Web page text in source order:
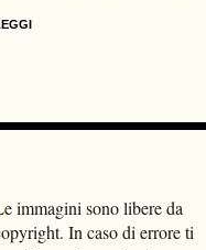
immagini sono libere da
In caso di errore ti